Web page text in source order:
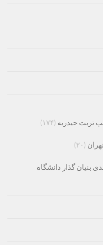
تربت حیدریه (۱۷۴)
(۲۰)
بنیان گذار دانشگاه